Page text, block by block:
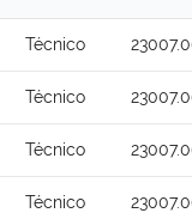
Técnico
Técnico
Técnico
Técnico